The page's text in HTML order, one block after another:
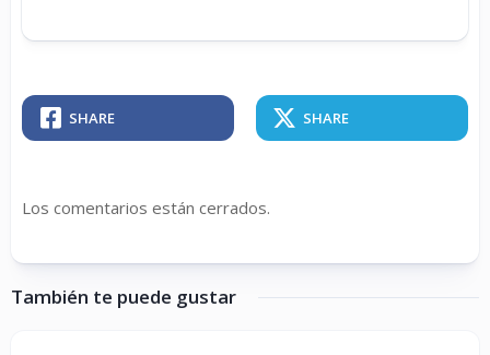
SHARE SHARE
Los comentarios están cerrados.
También te puede gustar